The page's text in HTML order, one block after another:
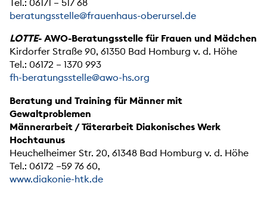
Tel.: 06171 – 517 68
beratungsstelle@frauenhaus-oberursel.de
LOTTE- AWO-Beratungsstelle für Frauen und Mädchen
Kirdorfer Straße 90, 61350 Bad Homburg v. d. Höhe
Tel.: 06172 – 1370 993
fh-beratungsstelle@awo-hs.org
Beratung und Training für Männer mit
Gewaltproblemen
Männerarbeit / Täterarbeit Diakonisches Werk
Hochtaunus
Heuchelheimer Str. 20, 61348 Bad Homburg v. d. Höhe
Tel.: 06172 –59 76 60,
www.diakonie-htk.de